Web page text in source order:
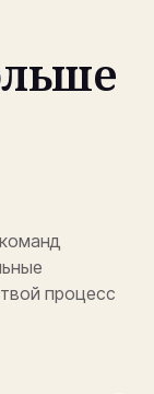
процесс